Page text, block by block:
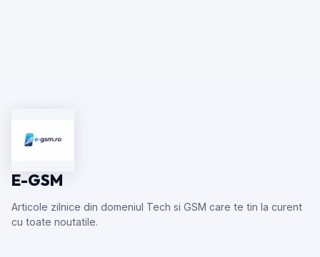
E-GSM
Articole zilnice din domeniul Tech si GSM care te tin la curent
cu toate noutatile.